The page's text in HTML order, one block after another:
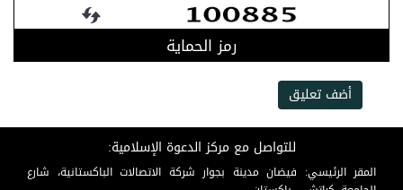
رمز الحماية
أضف تعليق
للتواصل مع مركز الدعوة الإسلامية:
المقر الرئيسي: فيضان مدينة بجوار شركة الاتصالات الباكستانية، شارع